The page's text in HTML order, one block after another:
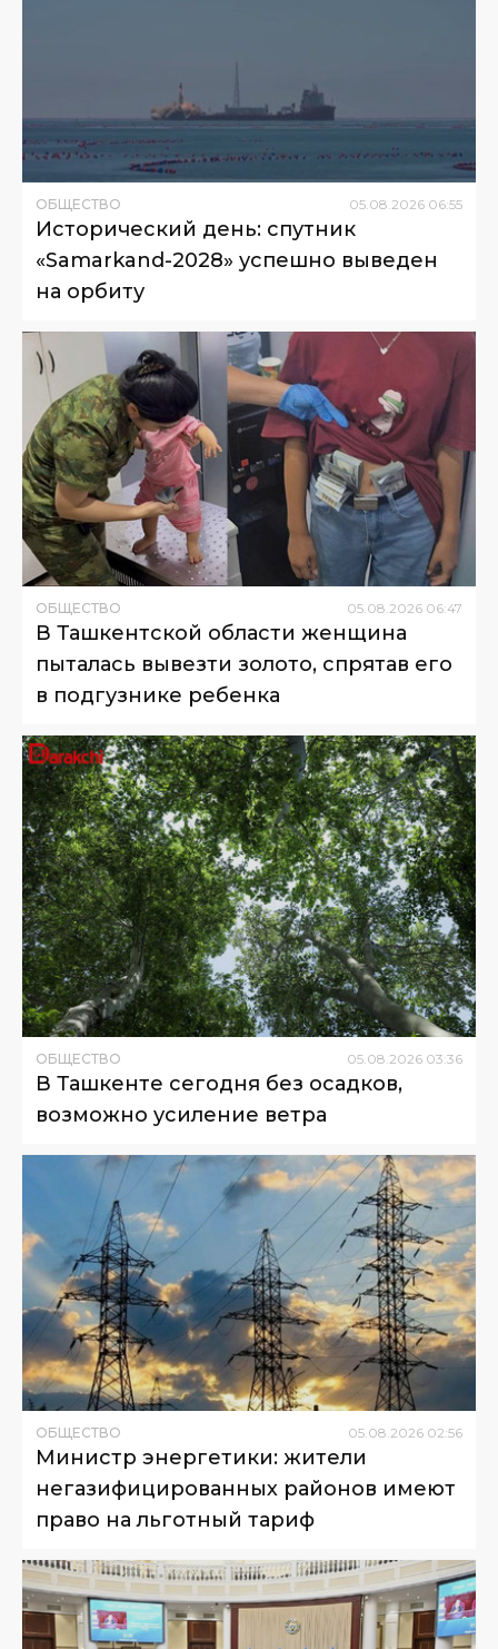
ОБЩЕСТВО 05 08 2026 06:55
Исторический день: спутник
«Samarkand-2028» успешно выведен
на орбиту
ОБЩЕСТВО 05.08.2026 06:47
В Ташкентской области женщина
пыталась вывезти золото, спрятав его
в подгузнике ребенка
ОБЩЕСТВО 05.08.2026 03:36
В Ташкенте сегодня без осадков,
возможно усиление ветра
ОБЩЕСТВО 05 08 2026 02:56
Министр энергетики: жители
негазифицированных районов имеют
право на льготный тариф